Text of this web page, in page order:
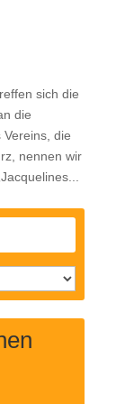
sich die
die
die
nennen wir